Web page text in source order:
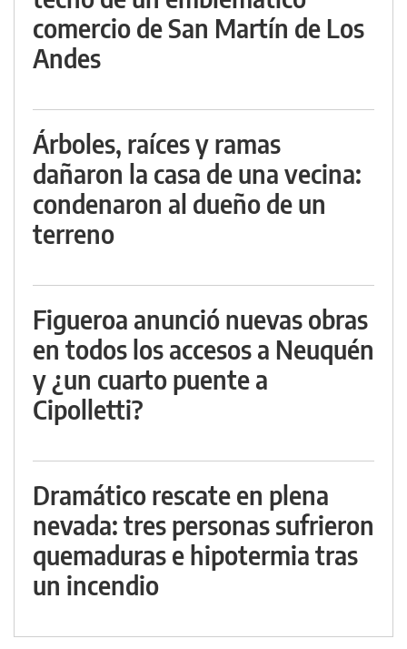
comercio de San Martín de Los
Andes
Árboles, raíces y ramas
dañaron la casa de una vecina:
condenaron al dueño de un
terreno
Figueroa anunció nuevas obras
en todos los accesos a Neuquén
y ¿un cuarto puente a
Cipolletti?
Dramático rescate en plena
nevada: tres personas sufrieron
quemaduras e hipotermia tras
un incendio